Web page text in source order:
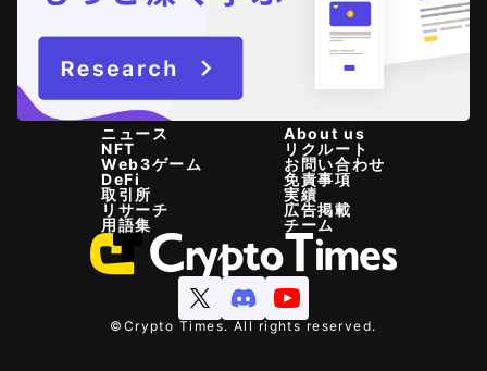
ニュース
NFT
Web3ゲーム
DeFi
取引所
リサーチ
用語集
About us
リクルート
お問い合わせ
免責事項
実績
広告掲載
チーム
©Crypto Times. All rights reserved.